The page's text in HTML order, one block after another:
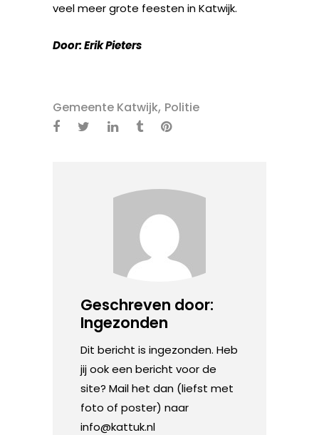
veel meer grote feesten in Katwijk.
Door: Erik Pieters
Gemeente Katwijk, Politie
Geschreven door:
Ingezonden
Dit bericht is ingezonden. Heb
jij ook een bericht voor de
site? Mail het dan (liefst met
foto of poster) naar
info@kattuk.nl